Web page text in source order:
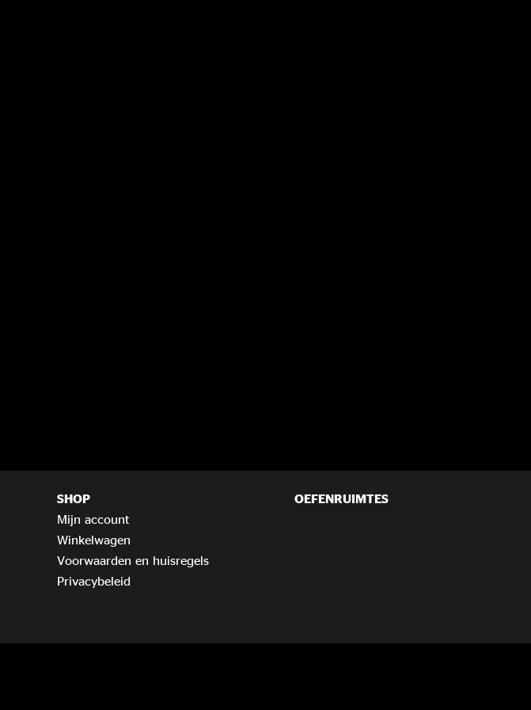
SHOP
Mijn account
Winkelwagen
Voorwaarden en huisregels
Privacybeleid
OEFENRUIMTES